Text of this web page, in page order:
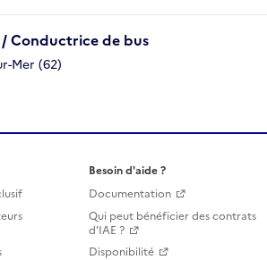
Conductrice de bus
Mer (62)
Besoin d'aide ?
Documentation
Qui peut bénéficier des contrats
d'IAE ?
Disponibilité